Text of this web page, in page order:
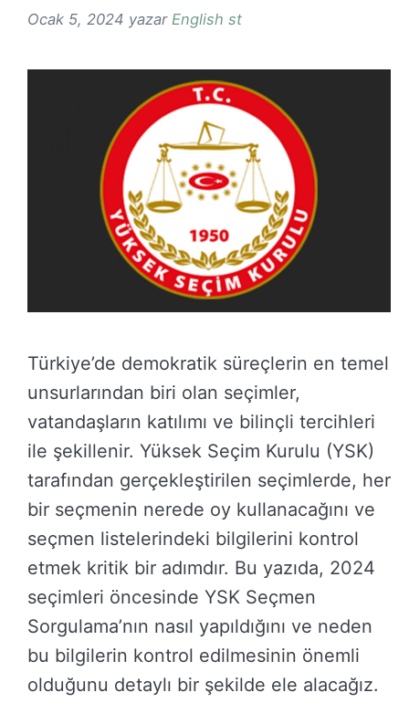
Ocak 5, 2024 yazar English st
Türkiye’de demokratik süreçlerin en temel
unsurlarından biri olan seçimler,
vatandaşların katılımı ve bilinçli tercihleri
ile şekillenir. Yüksek Seçim Kurulu (YSK)
tarafından gerçekleştirilen seçimlerde, her
bir seçmenin nerede oy kullanacağını ve
seçmen listelerindeki bilgilerini kontrol
etmek kritik bir adımdır. Bu yazıda, 2024
seçimleri öncesinde YSK Seçmen
Sorgulama’nın nasıl yapıldığını ve neden
bu bilgilerin kontrol edilmesinin önemli
olduğunu detaylı bir şekilde ele alacağız.